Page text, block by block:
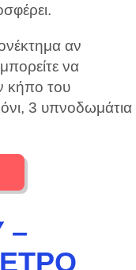
αν
να
κήπο του
3 υπνοδωμάτια
–